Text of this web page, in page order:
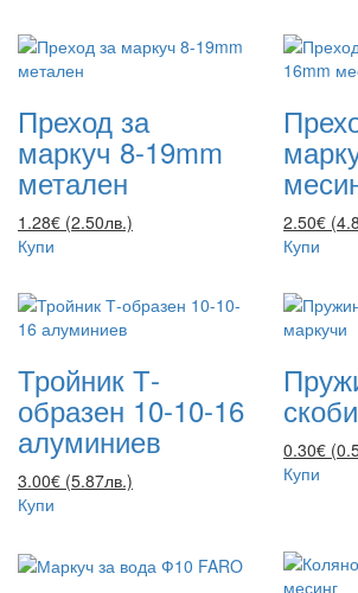
Преход за
маркуч 8-19mm
метален
1.28€ (2.50лв.)
Купи
2.50€
Купи
Тройник Т-
образен 10-10-16
алуминиев
3.00€ (5.87лв.)
Купи
0.30€
Купи